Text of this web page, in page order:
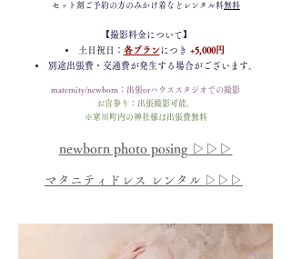
セット割ご予約の方のみかけ着などレンタル料無料
【撮影料金について】
土日祝日： 各プランにつき +5,000円
別途出張費・交通費が発生する場合がございます。
maternity/newborn：出張orハウススタジオでの撮影
お宮参り：出張撮影可能。
※寒川町内の神社様は出張費無料
newborn photo posing ▷▷▷
マタニティドレス レンタル ▷▷▷